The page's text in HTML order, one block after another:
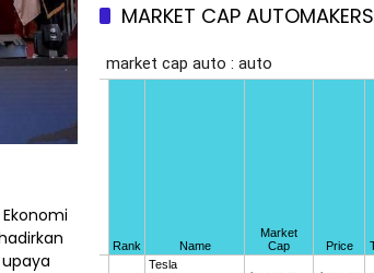
MARKET CAP AUTOMAKERS